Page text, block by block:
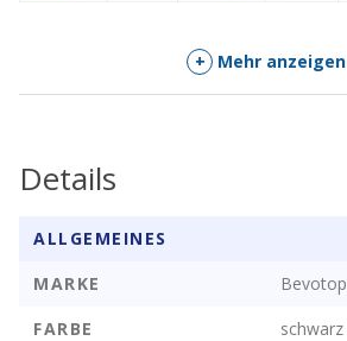
+ Mehr anzeigen
Details
ALLGEMEINES
MARKE
Bevotop
FARBE
schwarz